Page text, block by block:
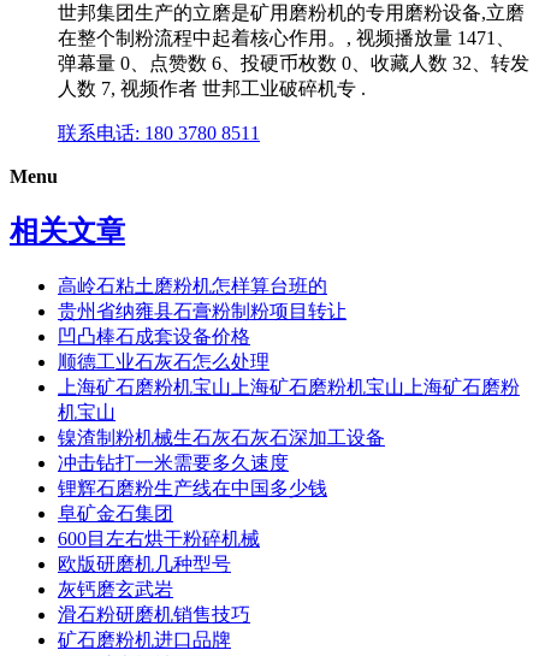
世邦集团生产的立磨是矿用磨粉机的专用磨粉设备,立磨
在整个制粉流程中起着核心作用。, 视频播放量 1471、
弹幕量 0、点赞数 6、投硬币枚数 0、收藏人数 32、转发
人数 7, 视频作者 世邦工业破碎机专 .
联系电话: 180 3780 8511
Menu
相关文章
高岭石粘土磨粉机怎样算台班的
贵州省纳雍县石膏粉制粉项目转让
凹凸棒石成套设备价格
顺德工业石灰石怎么处理
上海矿石磨粉机宝山上海矿石磨粉机宝山上海矿石磨粉
机宝山
镍渣制粉机械生石灰石灰石深加工设备
冲击钻打一米需要多久速度
锂辉石磨粉生产线在中国多少钱
阜矿金石集团
600目左右烘干粉碎机械
欧版研磨机几种型号
灰钙磨玄武岩
滑石粉研磨机销售技巧
矿石磨粉机进口品牌